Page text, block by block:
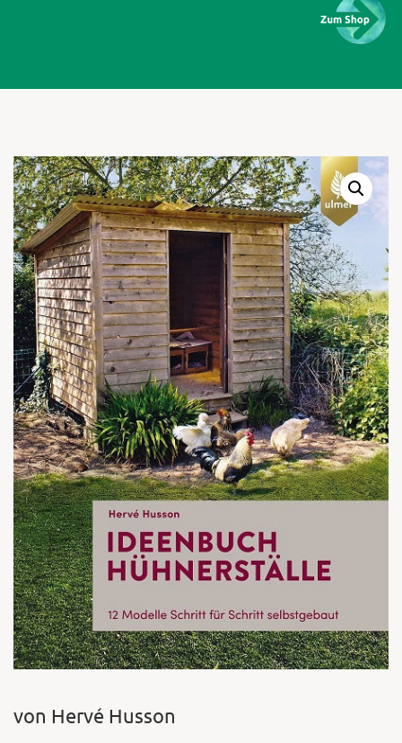
Login
Zum
von Hervé Husson